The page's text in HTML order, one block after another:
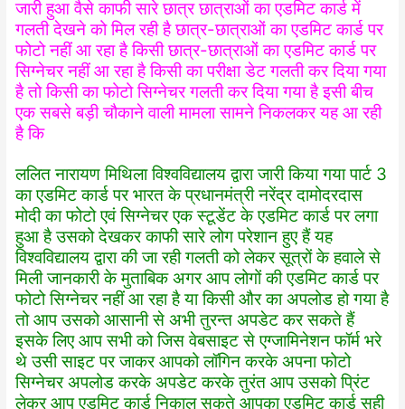
जारी हुआ वैसे काफी सारे छात्र छात्राओं का एडमिट कार्ड में
गलती देखने को मिल रही है छात्र-छात्राओं का एडमिट कार्ड पर
फोटो नहीं आ रहा है किसी छात्र-छात्राओं का एडमिट कार्ड पर
सिग्नेचर नहीं आ रहा है किसी का परीक्षा डेट गलती कर दिया गया
है तो किसी का फोटो सिग्नेचर गलती कर दिया गया है इसी बीच
एक सबसे बड़ी चौकाने वाली मामला सामने निकलकर यह आ रही
है कि
ललित नारायण मिथिला विश्वविद्यालय द्वारा जारी किया गया पार्ट 3
का एडमिट कार्ड पर भारत के प्रधानमंत्री नरेंद्र दामोदरदास
मोदी का फोटो एवं सिग्नेचर एक स्टूडेंट के एडमिट कार्ड पर लगा
हुआ है उसको देखकर काफी सारे लोग परेशान हुए हैं यह
विश्वविद्यालय द्वारा की जा रही गलती को लेकर सूत्रों के हवाले से
मिली जानकारी के मुताबिक अगर आप लोगों की एडमिट कार्ड पर
फोटो सिग्नेचर नहीं आ रहा है या किसी और का अपलोड हो गया है
तो आप उसको आसानी से अभी तुरन्त अपडेट कर सकते हैं
इसके लिए आप सभी को जिस वेबसाइट से एग्जामिनेशन फॉर्म भरे
थे उसी साइट पर जाकर आपको लॉगिन करके अपना फोटो
सिग्नेचर अपलोड करके अपडेट करके तुरंत आप उसको प्रिंट
लेकर आप एडमिट कार्ड निकाल सकते आपका एडमिट कार्ड सही